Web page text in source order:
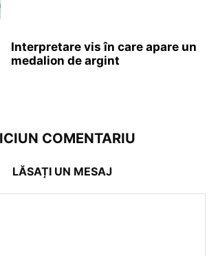
Interpretare vis în care apare un
medalion de argint
COMENTARIU
LĂSAȚI UN MESAJ